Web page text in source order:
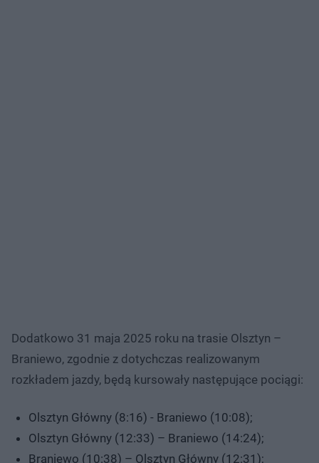
Dodatkowo 31 maja 2025 roku na trasie Olsztyn –
Braniewo, zgodnie z dotychczas realizowanym
rozkładem jazdy, będą kursowały następujące pociągi:
Olsztyn Główny (8:16) - Braniewo (10:08);
Olsztyn Główny (12:33) – Braniewo (14:24);
Braniewo (10:38) – Olsztyn Główny (12:31);